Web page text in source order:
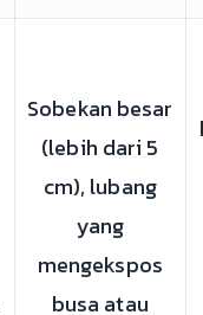
Sobekan besar
(lebih dari 5
cm), lubang
yang
mengekspos
busa atau